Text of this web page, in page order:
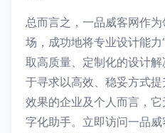
总而言之，一品威客网作
场，成功地将专业设计能力
取高质量、定制化的设计
于寻求以高效、稳妥方式
效果的企业及个人而言，
字化助手。立即访问一品